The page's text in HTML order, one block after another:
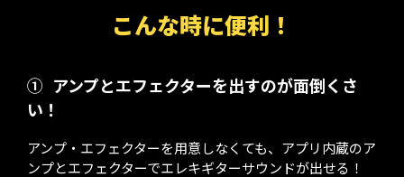
こんな時に便利！
① アンプとエフェクターを出すのが面倒くさ
い！
アンプ・エフェクターを用意しなくても、アプリ内蔵のア
ンプとエフェクターでエレキギターサウンドが出せる！